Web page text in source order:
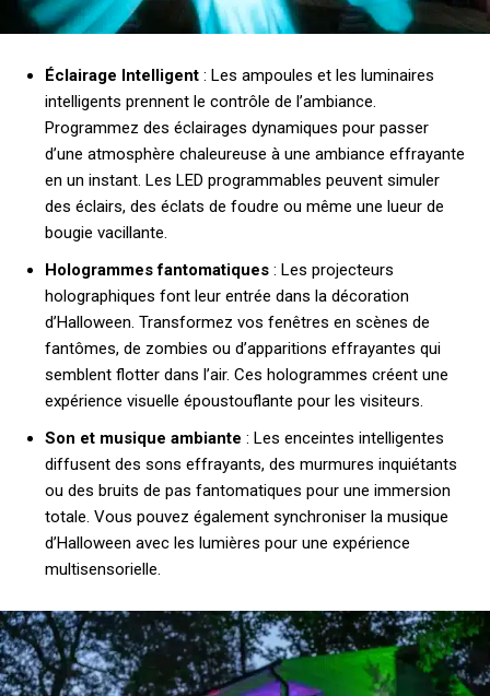
Éclairage Intelligent : Les ampoules et les luminaires
intelligents prennent le contrôle de l’ambiance.
Programmez des éclairages dynamiques pour passer
d’une atmosphère chaleureuse à une ambiance effrayante
en un instant. Les LED programmables peuvent simuler
des éclairs, des éclats de foudre ou même une lueur de
bougie vacillante.
Hologrammes fantomatiques : Les projecteurs
holographiques font leur entrée dans la décoration
d’Halloween. Transformez vos fenêtres en scènes de
fantômes, de zombies ou d’apparitions effrayantes qui
semblent flotter dans l’air. Ces hologrammes créent une
expérience visuelle époustouflante pour les visiteurs.
Son et musique ambiante : Les enceintes intelligentes
diffusent des sons effrayants, des murmures inquiétants
ou des bruits de pas fantomatiques pour une immersion
totale. Vous pouvez également synchroniser la musique
d’Halloween avec les lumières pour une expérience
multisensorielle.